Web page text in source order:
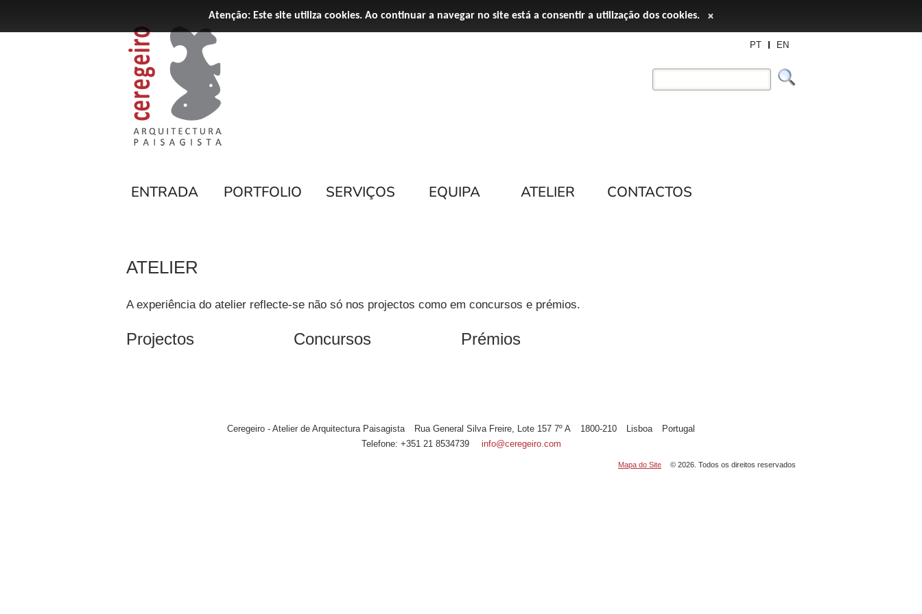
PT EN
ENTRADA PORTFOLIO SERVIÇOS EQUIPA ATELIER CONTACTOS
ATELIER
A experiência do atelier reflecte-se não só nos projectos como em concursos e prémios.
Projectos Concursos Prémios
Ceregeiro - Atelier de Arquitectura Paisagista Rua General Silva Freire, Lote 157 7º A 1800-210 Lisboa
Portugal
Telefone: +351 21 8534739 info@ceregeiro.com
Mapa do Site © 2026. Todos os direitos reservados
Atenção: Este site utiliza cookies. Ao continuar a navegar no site está a consentir a utilização dos cookies. ×